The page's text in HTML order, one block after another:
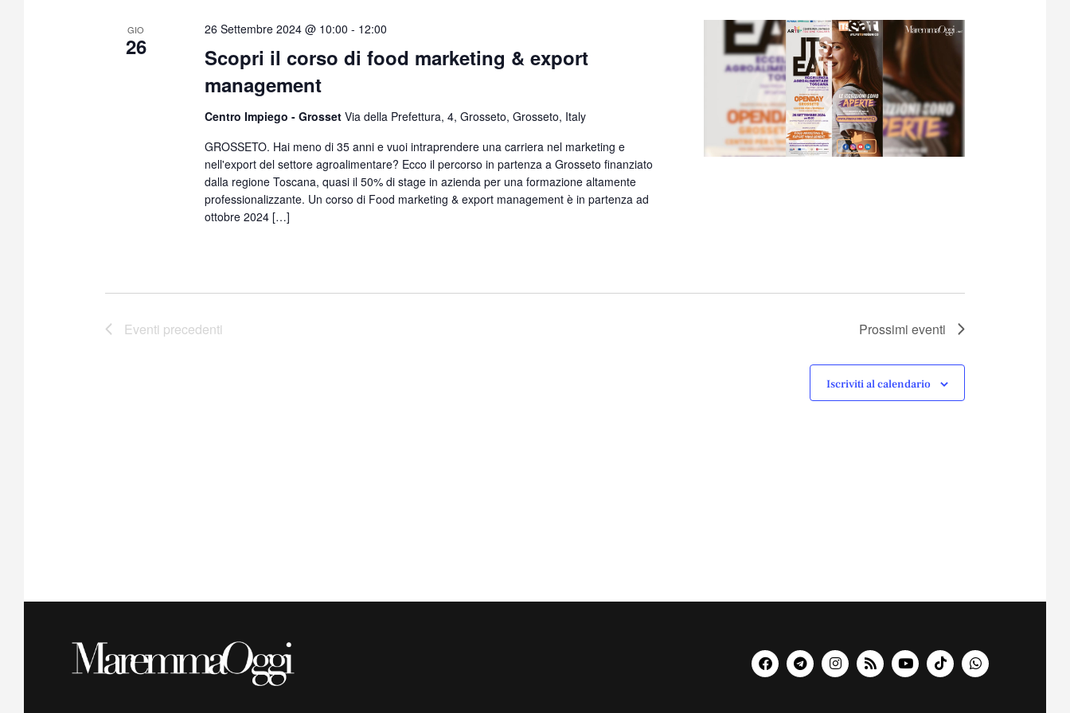
z
o
n
l
a
d
a
t
a
GIO
26
Scopri il corso di food marketing & export
management
26 Settembre 2024 @ 10:00 - 12:00
Centro Impiego - GrossetVia della Prefettura, 4, Grosseto, Grosseto, Italy
GROSSETO. Hai meno di 35 anni e vuoi intraprendere una carriera nel marketing e
nell'export del settore agroalimentare? Ecco il percorso in partenza a Grosseto finanziato
dalla regione Toscana, quasi il 50% di stage in azienda per una formazione altamente
professionalizzante. Un corso di Food marketing & export management è in partenza ad
ottobre 2024 […]
Eventi precedenti Prossimi eventi
Iscriviti al calendario